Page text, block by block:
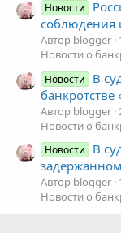
Новости
соблюдения
Автор blogger
Новости о
Новости
В
банкротстве
Автор blogger
Новости о
Новости
В
Автор blogger
Новости о